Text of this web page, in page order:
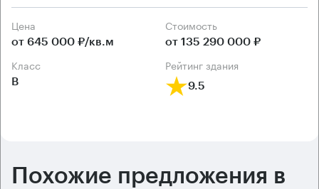
Цена
от 645 000 ₽/кв.м
Cтоимость
от 135 290 000 ₽
класс
B
рейтинг здания
9.5
Похожие предложения в